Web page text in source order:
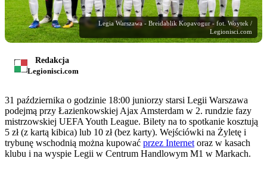
Legia Warszawa - Breidablik Kopavogur - fot. Woytek /
Legionisci.com
Redakcja
Legionisci.com
31 października o godzinie 18:00 juniorzy starsi Legii Warszawa
podejmą przy Łazienkowskiej Ajax Amsterdam w 2. rundzie fazy
mistrzowskiej UEFA Youth League. Bilety na to spotkanie kosztują
5 zł (z kartą kibica) lub 10 zł (bez karty). Wejściówki na Żyletę i
trybunę wschodnią można kupować przez Internet oraz w kasach
klubu i na wyspie Legii w Centrum Handlowym M1 w Markach.